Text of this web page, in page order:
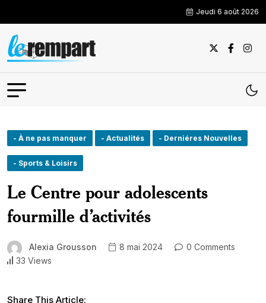
Jeudi 6 août 2026
- À ne pas manquer - Actualités - Derniéres Nouvelles
- Sports & Loisirs
Le Centre pour adolescents
fourmille d’activités
Alexia Grousson 8 mai 2024
0 Comments
33 Views
Share This Article: